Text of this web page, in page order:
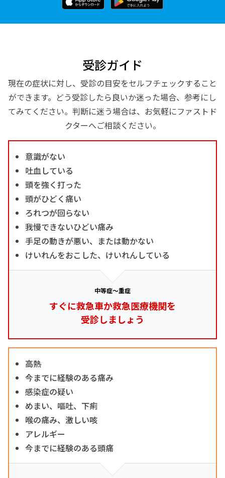
受診ガイド
現在の症状に対し、受診の目安をセルフチェックすること
ができます。どう受診したら良いか迷った場合、参考にし
てみてください。判断に迷う場合は、お気軽にファストド
クターへご相談ください。
意識がない
吐血している
頭を強く打った
頭がひどく痛い
ろれつが回らない
我慢できないひどい痛み
手足の動きが悪い、または動かない
けいれんをおこした、けいれんしている
中等症～重症
すぐに救急車か救急医療機関を
受診しましょう
高熱
今までに経験のある痛み
感染症の疑い
めまい、嘔吐、下痢
喉の痛み、激しい咳
アレルギー
今までに経験のある頭痛